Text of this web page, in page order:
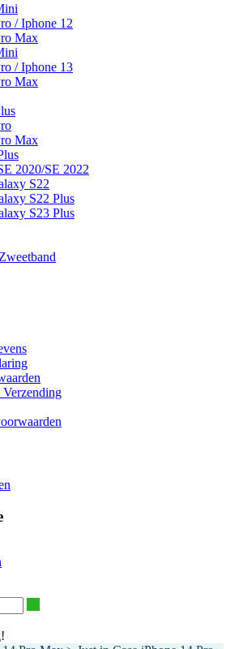
/ Iphone 12
Max
/ Iphone 13
Max
Max
2020/SE 2022
S22
S22 Plus
S23 Plus